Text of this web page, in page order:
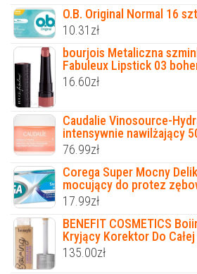
O.B. Original Normal 16
10.31 zł
bourjois Metaliczna
Fabuleux Lipstick 03
16.60zł
Caudalie Vinosource-
intensywnie nawilżający
76.99zł
Corega Super Mocny
mocujący do protez
17.99zł
BENEFIT COSMETICS
Kryjący Korektor Do
135.00zł